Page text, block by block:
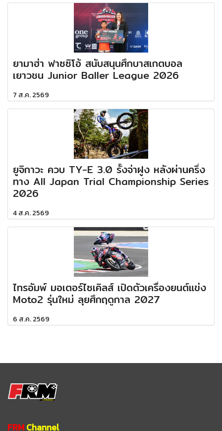
ยามาฮ่า ฟาซซิโอ้ สนับสนุนศึกบาสเกตบอล
เยาวชน Junior Baller League 2026
7 ส.ค. 2569
ยูจิกาวะ ควบ TY-E 3.0 รั้งจ่าฝูง หลังผ่านครึ่ง
ทาง All Japan Trial Championship Series
2026
4 ส.ค. 2569
ไทรอัมพ์ มอเตอร์ไซเคิลส์ เปิดตัวเครื่องยนต์แข่ง
Moto2 รุ่นใหม่ ลุยศึกฤดูกาล 2027
6 ส.ค. 2569
FRMChannel